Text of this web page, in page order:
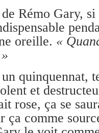
Rémo Gary,
oreille. «
quinquennat,
et
rose, ça se
ça comme